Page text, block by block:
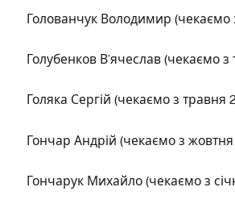
Голованчук Володимир (чекаємо
Голубенков В’ячеслав (чекаємо
Голяка Сергій (чекаємо з травня
Гончар Андрій (чекаємо з
Гончарук Михайло (чекаємо з